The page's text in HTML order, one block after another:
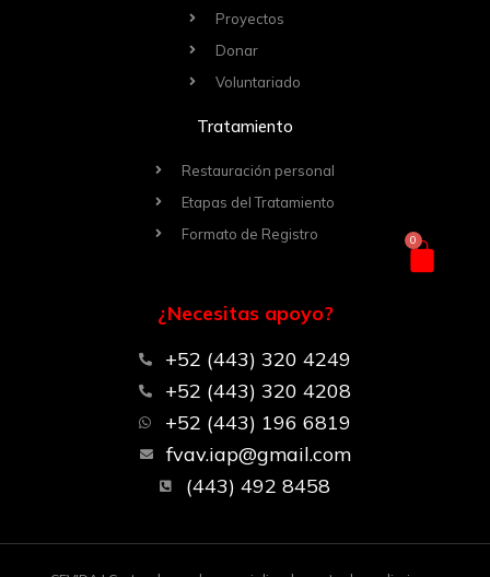
0
Proyectos
Donar
Voluntariado
Tratamiento
Restauración personal
Etapas del Tratamiento
Formato de Registro
¿Necesitas apoyo?
+52 (443) 320 4249
+52 (443) 320 4208
+52 (443) 196 6819
fvav.iap@gmail.com
(443) 492 8458